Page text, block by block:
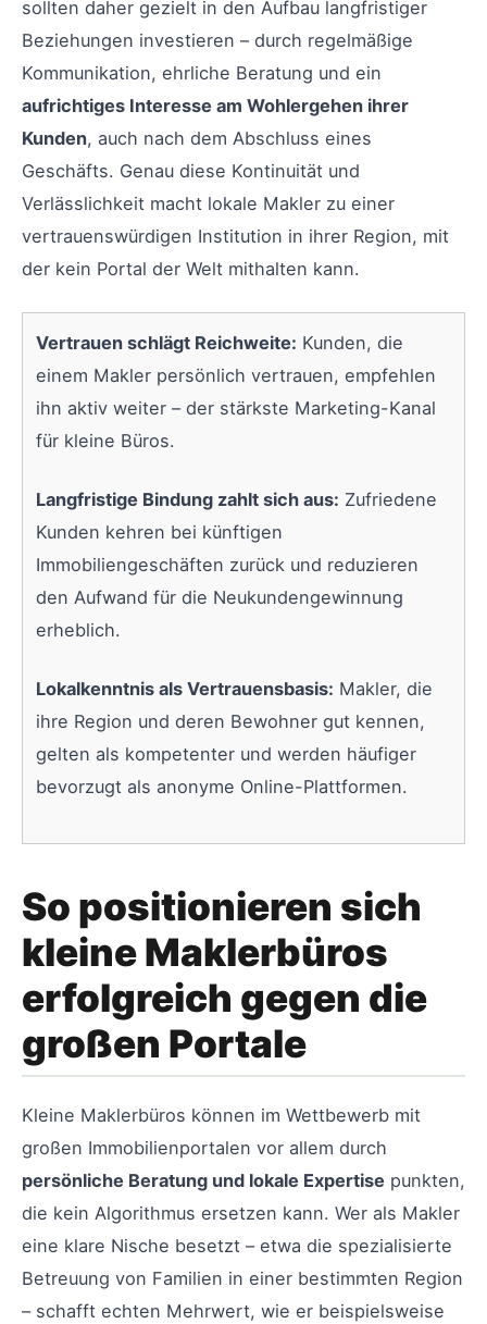
sollten daher gezielt in den Aufbau langfristiger
Beziehungen investieren – durch regelmäßige
Kommunikation, ehrliche Beratung und ein
aufrichtiges Interesse am Wohlergehen ihrer
Kunden, auch nach dem Abschluss eines
Geschäfts. Genau diese Kontinuität und
Verlässlichkeit macht lokale Makler zu einer
vertrauenswürdigen Institution in ihrer Region, mit
der kein Portal der Welt mithalten kann.
Vertrauen schlägt Reichweite: Kunden, die
einem Makler persönlich vertrauen, empfehlen
ihn aktiv weiter – der stärkste Marketing-Kanal
für kleine Büros.
Langfristige Bindung zahlt sich aus: Zufriedene
Kunden kehren bei künftigen
Immobiliengeschäften zurück und reduzieren
den Aufwand für die Neukundengewinnung
erheblich.
Lokalkenntnis als Vertrauensbasis: Makler, die
ihre Region und deren Bewohner gut kennen,
gelten als kompetenter und werden häufiger
bevorzugt als anonyme Online-Plattformen.
So positionieren sich
kleine Maklerbüros
erfolgreich gegen die
großen Portale
Kleine Maklerbüros können im Wettbewerb mit
großen Immobilienportalen vor allem durch
persönliche Beratung und lokale Expertise punkten,
die kein Algorithmus ersetzen kann. Wer als Makler
eine klare Nische besetzt – etwa die spezialisierte
Betreuung von Familien in einer bestimmten Region
– schafft echten Mehrwert, wie er beispielsweise